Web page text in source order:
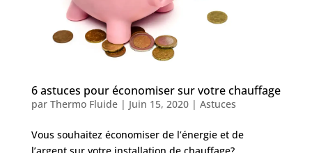
6 astuces pour économiser sur votre chauffage
par Thermo Fluide| Juin 15, 2020| Astuces
Vous souhaitez économiser de l’énergie et de